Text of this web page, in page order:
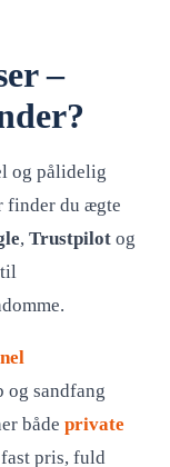
–
og pålidelig
finder du ægte
, Trustpilot og
og sandfang
både private
pris, fuld